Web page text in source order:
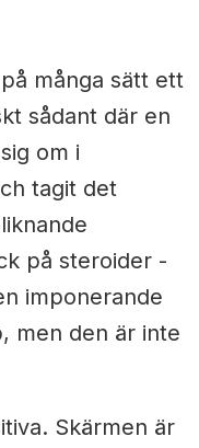
många sätt ett
sådant där en
om i
tagit det
på steroider -
imponerande
men den är inte
Skärmen är